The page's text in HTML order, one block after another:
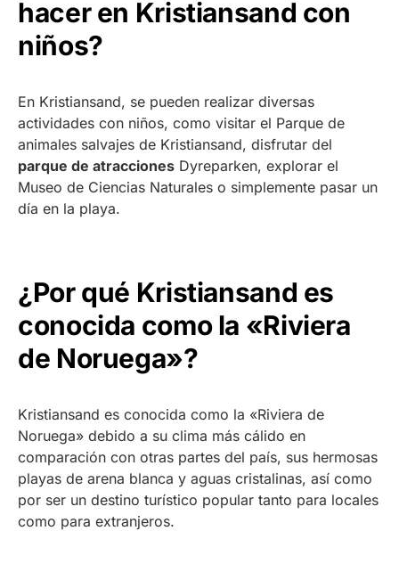
hacer en Kristiansand con
niños?
En Kristiansand, se pueden realizar diversas
actividades con niños, como visitar el Parque de
animales salvajes de Kristiansand, disfrutar del
parque de atracciones Dyreparken, explorar el
Museo de Ciencias Naturales o simplemente pasar un
día en la playa.
¿Por qué Kristiansand es
conocida como la «Riviera
de Noruega»?
Kristiansand es conocida como la «Riviera de
Noruega» debido a su clima más cálido en
comparación con otras partes del país, sus hermosas
playas de arena blanca y aguas cristalinas, así como
por ser un destino turístico popular tanto para locales
como para extranjeros.